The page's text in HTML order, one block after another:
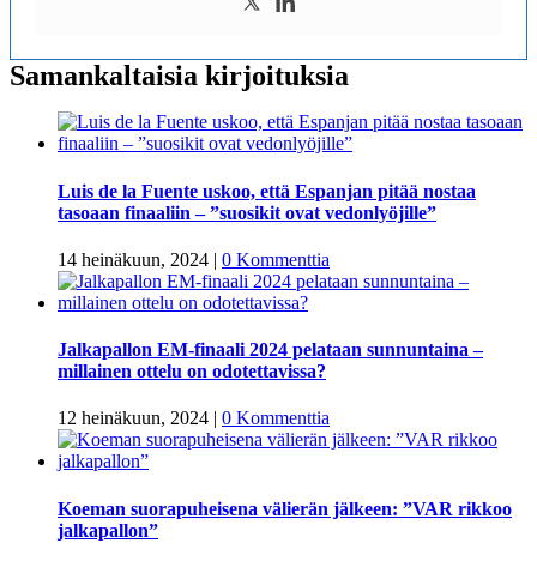
Samankaltaisia kirjoituksia
Luis de la Fuente uskoo, että Espanjan pitää nostaa
tasoaan finaaliin – ”suosikit ovat vedonlyöjille”
14 heinäkuun, 2024 | 0 Kommenttia
Jalkapallon EM-finaali 2024 pelataan sunnuntaina –
millainen ottelu on odotettavissa?
12 heinäkuun, 2024 | 0 Kommenttia
Koeman suorapuheisena välierän jälkeen: ”VAR rikkoo
jalkapallon”